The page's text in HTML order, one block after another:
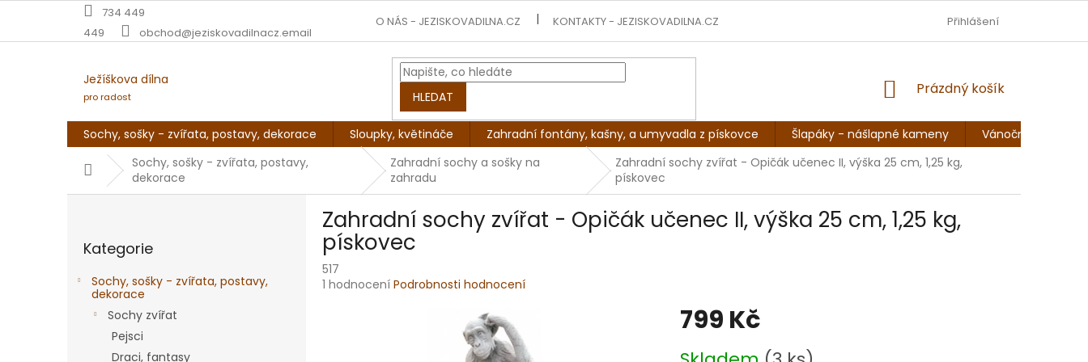
obsah
734 449
449
obchod@jeziskovadilnacz.email
O NÁS - JEZISKOVADILNA.CZ KONTAKTY - JEZISKOVADILNA.CZ OBCHODNÍ PODMÍNKY
Přihlášení
Ježíškova dílna
pro radost HLEDAT
NÁKUPNÍ
Prázdný košík
Sochy, sošky - zvířata, postavy, dekorace Sloupky, květináče Zahradní fontány, kašny, a umyvadla z pískovce Šlapáky - nášlapné kameny Vánoční sochy,
DomůSochy, sošky - zvířata, postavy,
dekorace
Zahradní sochy a sošky na
zahradu
Zahradní sochy zvířat - Opičák učenec II, výška 25 cm, 1,25 kg,
pískovec
kategorie
Kategorie
Sochy, sošky - zvířata, postavy,
dekorace
Sochy zvířat
Pejsci
Draci, fantasy
Zahradní sochy zvířat - Opičák učenec II, výška 25 cm, 1,25 kg,
pískovec
517
Průměrné
1 hodnocení Podrobnosti hodnocení
799 Kč